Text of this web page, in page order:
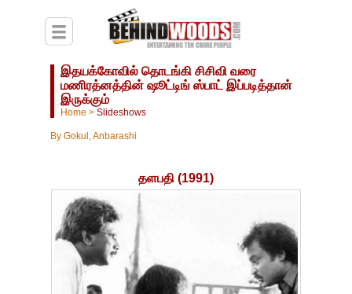
இதயக்கோவில் தொடங்கி சிசிவி வரை
மணிரத்னத்தின் ஷூட்டிங் ஸ்பாட் இப்படித்தான்
இருக்கும்
Home > Slideshows
By Gokul, Anbarashi
தளபதி (1991)